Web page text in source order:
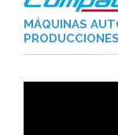
MÁQUINAS
PRODUCCIONES